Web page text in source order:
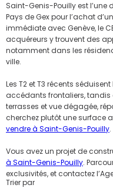
Saint-Genis-Pouilly est
Pays de Gex pour l’achat
immédiate avec Genève, le
acquéreurs y trouvent des
notamment dans les
ville.
Les T2 et T3 récents
accédants frontaliers, tandis
terrasses et vue dégagée,
cherchez plutôt une surface
vendre à Saint-Genis-Pouilly.
Vous avez un projet de
à Saint-Genis-Pouilly.
exclusivités, et contactez
Trier par